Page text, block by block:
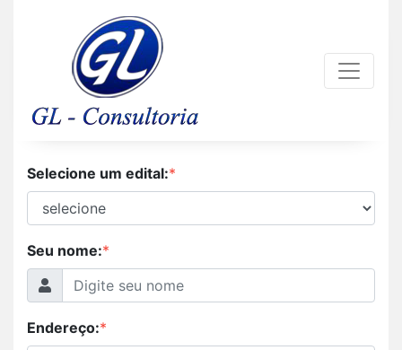
Selecione um edital:*
Seu nome:*
Endereço:*